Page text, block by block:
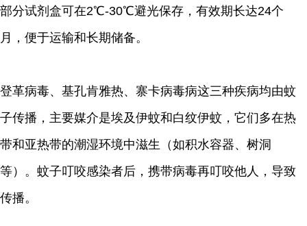
部分试剂盒可在2℃-30℃避光保存，有效期长达24个
月，便于运输和长期储备。
登革病毒、基孔肯雅热、寨卡病毒病这三种疾病均由蚊
子传播，主要媒介是埃及伊蚊和白纹伊蚊，它们多在热
带和亚热带的潮湿环境中滋生（如积水容器、树洞
等）。蚊子叮咬感染者后，携带病毒再叮咬他人，导致
传播。